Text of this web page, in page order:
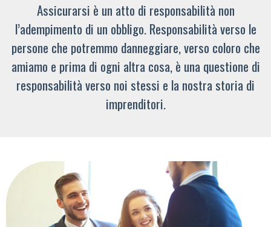
Assicurarsi è un atto di responsabilità non
l’adempimento di un obbligo. Responsabilità verso le
persone che potremmo danneggiare, verso coloro che
amiamo e prima di ogni altra cosa, è una questione di
responsabilità verso noi stessi e la nostra storia di
imprenditori.